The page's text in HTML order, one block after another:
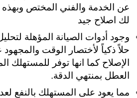
عن الخدمة والفني المختص
لك اصلاح جيد
وجود أدوات الصيانة المؤهلة
حلاً ذكياً لأختصار الوقت
الإصلاح كما انها توفر للمستهلك
العطل بمنتهي الدقة.
مما يعود على المستهلك بالنفع